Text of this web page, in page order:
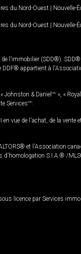
du Nord-Ouest | Nouvelle-
du Nord-Ouest | Nouvelle-
l’immobilier (SDD®).
appartient à
Johnston & Daniel MD », «
ServicesMD
vue de l'achat, de la vente
et l'Association
S.I.A.® /
licence par Services